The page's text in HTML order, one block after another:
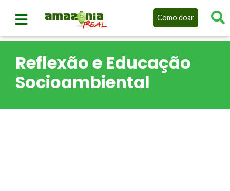
Como doar
Reflexão e Educação
Socioambiental